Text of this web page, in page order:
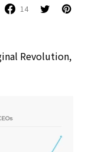
14
Revolution,